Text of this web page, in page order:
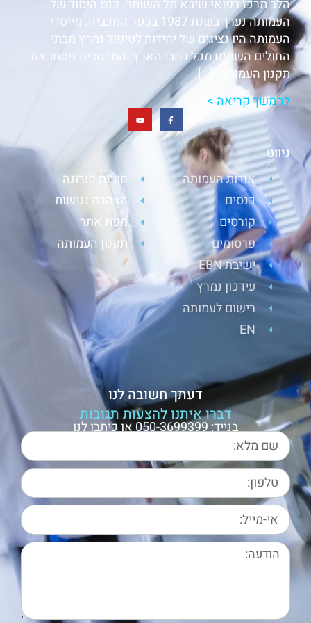
הלב מרכז רפואי שיבא תל השומר. כנס היסוד של
העמותה נערך בשנת 1987 בכפר המכביה. מייסדי
העמותה היו נציגים של יחידות לטיפול נמרץ מבתי
החולים השונים מכל רחבי הארץ. המייסדים ניסחו את
תקנון העמותה. […]
להמשך קריאה >
ניווט
אודות העמותה
כנסים
קורסים
פרסומים
ישיבת EBN
עידכון נמרץ
רישום לעמותה
EN
חוויות קורונה
הצהרת נגישות
מפת אתר
תקנון העמותה
דעתך חשובה לנו
דברו איתנו להצעות תגובות
בנייד: 050-3699399 או כיתבו לנו